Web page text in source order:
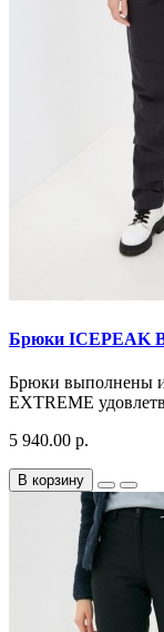
Брюки ICEPEAK
Брюки выполнены
EXTREME
5 940.00 р.
В корзину